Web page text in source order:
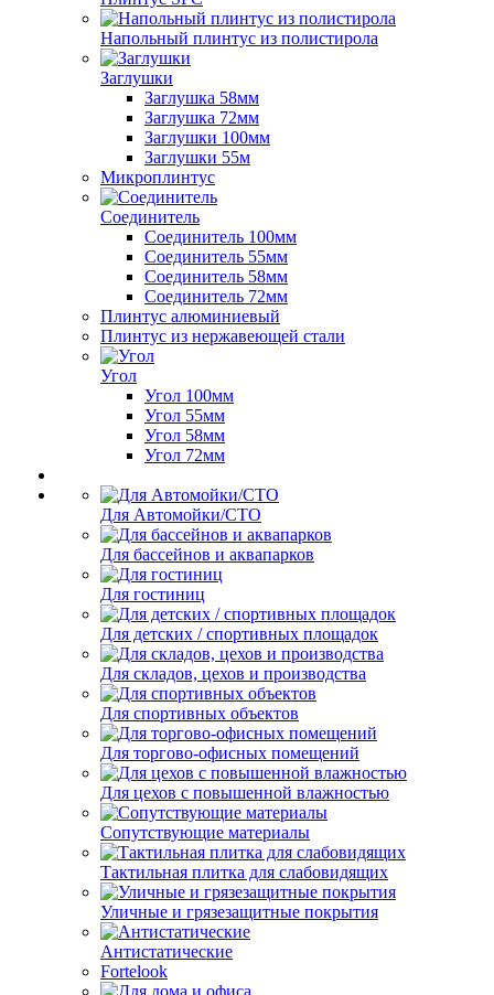
Напольный плинтус из полистирола
Заглушки
Заглушка 58мм
Заглушка 72мм
Заглушки 100мм
Заглушки 55м
Микроплинтус
Соединитель
Соединитель 100мм
Соединитель 55мм
Соединитель 58мм
Соединитель 72мм
Плинтус алюминиевый
Плинтус из нержавеющей стали
Угол
Угол 100мм
Угол 55мм
Угол 58мм
Угол 72мм
Для Автомойки/СТО
Для бассейнов и аквапарков
Для гостиниц
Для детских / спортивных площадок
Для складов, цехов и производства
Для спортивных объектов
Для торгово-офисных помещений
Для цехов с повышенной влажностью
Сопутствующие материалы
Тактильная плитка для слабовидящих
Уличные и грязезащитные покрытия
Антистатические
Fortelook